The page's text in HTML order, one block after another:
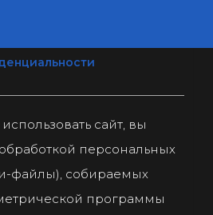
сайт, вы
персональных
файлы), собираемых
программы